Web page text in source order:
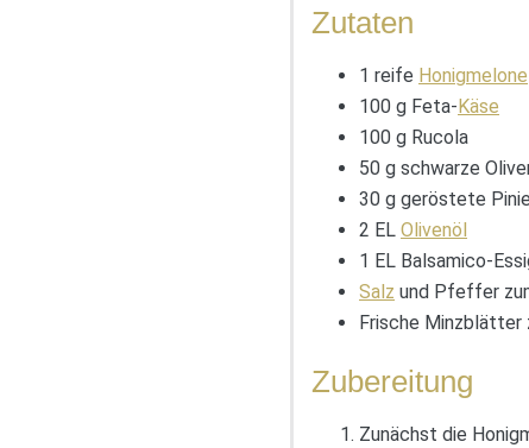
Zutaten
1 reife Honigmelone
100 g Feta- Käse
100 g Rucola
50 g schwarze
30 g geröstete
2 EL Olivenöl
1 EL Balsamico-
Salz und Pfeffer
Frische Minzblätter
Zubereitung
Zunächst die